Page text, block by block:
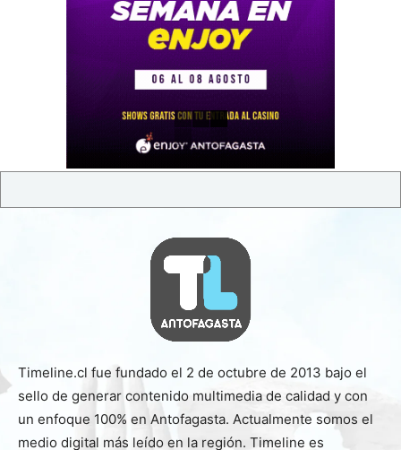
Timeline.cl fue fundado el 2 de octubre de 2013 bajo el
sello de generar contenido multimedia de calidad y con
un enfoque 100% en Antofagasta. Actualmente somos el
medio digital más leído en la región. Timeline es